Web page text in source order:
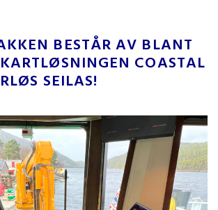
BESTÅR AV BLANT
COASTAL
SEILAS!